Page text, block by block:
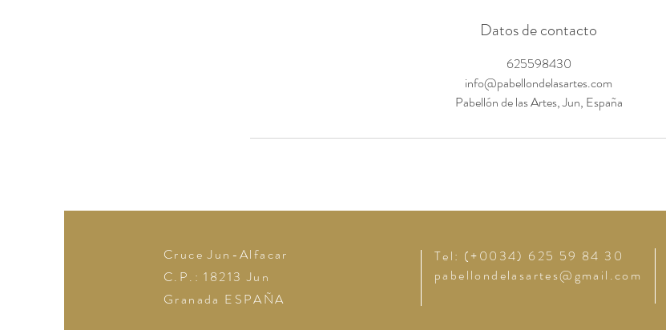
Datos de contacto
625598430
info@pabellondelasartes.com
Pabellón de las Artes, Jun, España
Cruce Jun-Alfacar
C.P.: 18213Jun
Granada ESPAÑA
Tel: (+0034) 625 59 84 30
pabellondelasartes@gmail.com